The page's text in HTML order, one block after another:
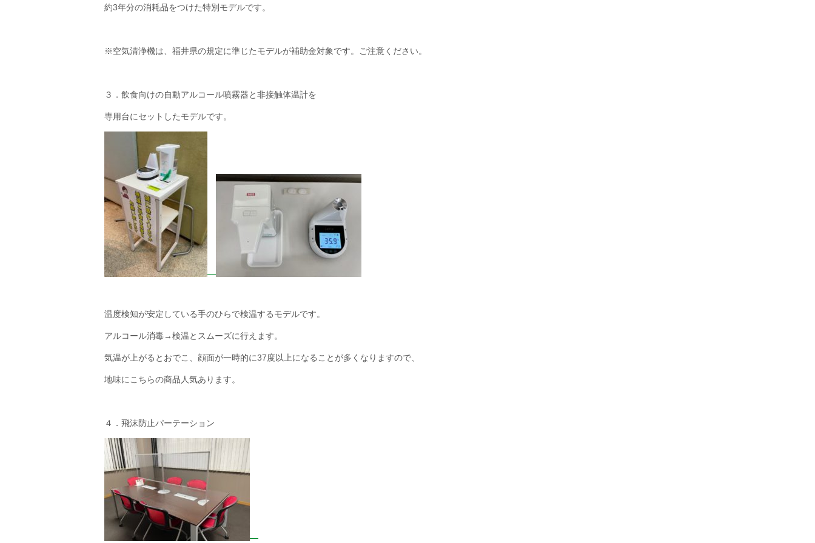
約3年分の消耗品をつけた特別モデルです。
※空気清浄機は、福井県の規定に準じたモデルが補助金対象です。ご注意ください。
３．飲食向けの自動アルコール噴霧器と非接触体温計を
専用台にセットしたモデルです。
温度検知が安定している手のひらで検温するモデルです。
アルコール消毒→検温とスムーズに行えます。
気温が上がるとおでこ、顔面が一時的に37度以上になることが多くなりますので、
地味にこちらの商品人気あります。
４．飛沫防止パーテーション